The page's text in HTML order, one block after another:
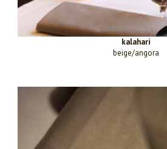
kalahari
beige/angora